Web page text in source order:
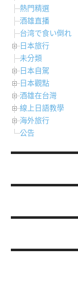
熱門精選
酒雄直播
台湾で食い倒れ
日本旅行
未分類
日本自駕
日本觀點
酒雄在台灣
線上日語教學
海外旅行
公告